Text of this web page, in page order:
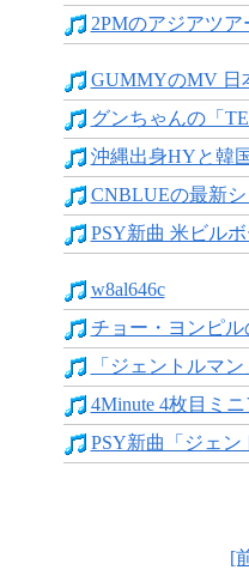
2PMのアジアツア
GUMMYのMV 日
グンちゃんの「
沖縄出身HYと韓
CNBLUEの最新
PSY新曲 米ビル
w8al646c
チョー・ヨンピ
「ジェントルマ
4Minute 4枚目ミ
PSY新曲「ジェン
[